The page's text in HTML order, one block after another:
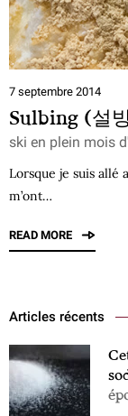
7 septembre 2014
Sulbing (설
ski en plein mois
Lorsque je suis allé
m’ont…
READ MORE
Articles récents